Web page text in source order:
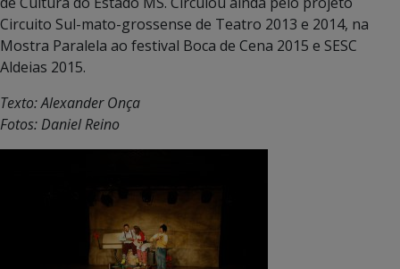
Circuito Sul-mato-grossense de Teatro 2013 e 2014, na
Mostra Paralela ao festival Boca de Cena 2015 e SESC
Aldeias 2015.
Texto: Alexander Onça
Fotos: Daniel Reino